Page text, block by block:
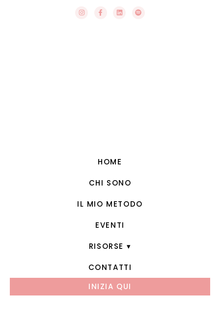
HOME
CHI SONO
IL MIO METODO
EVENTI
RISORSE
CONTATTI
INIZIA QUI